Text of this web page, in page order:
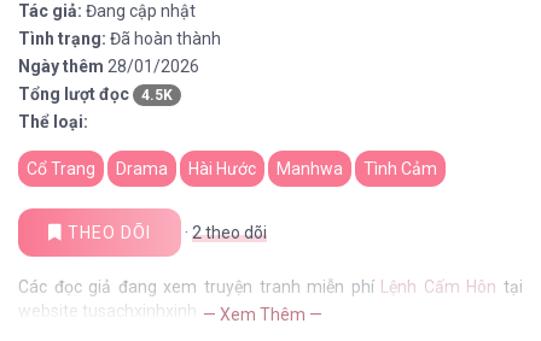
Tác giả: Đang cập nhật
Tình trạng: Đã hoàn thành
Ngày thêm 28/01/2026
Tổng lượt đọc
4.5K
Thể loại:
Cổ Trang Drama Hài Hước Manhwa Tình Cảm
THEO DÕI · 2theo dõi
Các đọc giả đang xem truyện tranh miễn phí Lệnh Cấm Hôn tại
website tusachxinhxinh — Xem Thêm —